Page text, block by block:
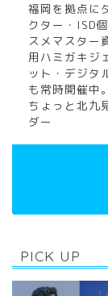
福岡を拠点に
クター・ISD
スメマスター
用ハミガキジ
ット・デジタ
も常時開催中
ちょっと北九
ダー
PICK UP